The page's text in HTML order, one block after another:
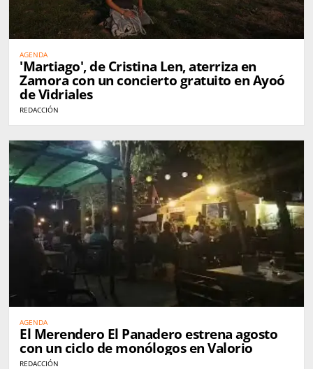
AGENDA
'Martiago', de Cristina Len, aterriza en
Zamora con un concierto gratuito en Ayoó
de Vidriales
REDACCIÓN
AGENDA
El Merendero El Panadero estrena agosto
con un ciclo de monólogos en Valorio
REDACCIÓN